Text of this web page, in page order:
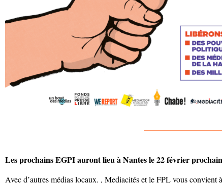
Les prochains EGPI auront lieu à Nantes le 22 février prochain
Avec d’autres médias locaux. , Mediacités et le FPL vous convient